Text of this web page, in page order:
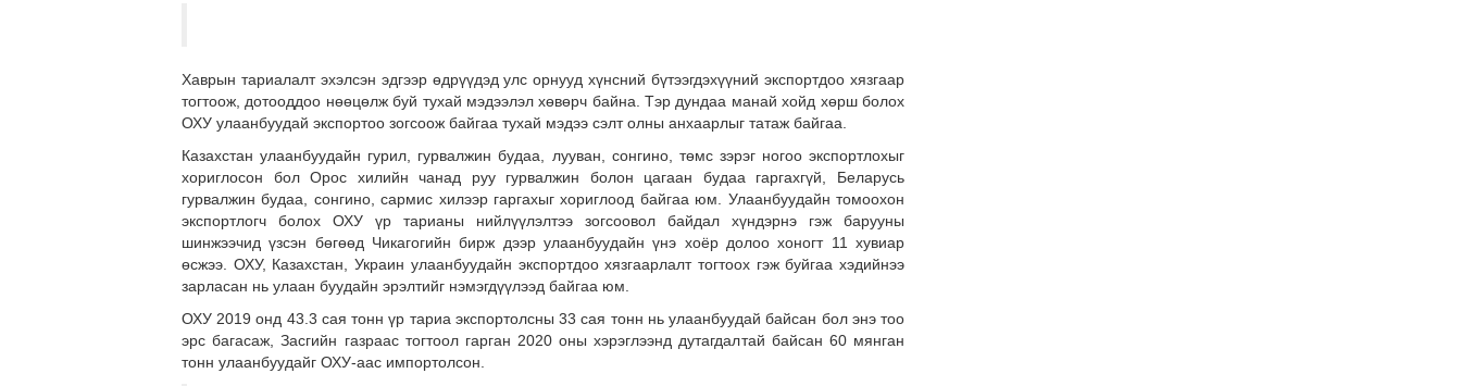
Хаврын тариалалт эхэлсэн эдгээр өдрүүдэд улс орнууд хүнсний бүтээгдэхүүний экспортдоо хязгаар
тогтоож, дотооддоо нөөцөлж буй тухай мэдээлэл хөвөрч байна. Тэр дундаа манай хойд хөрш болох
ОХУ улаанбуудай экспортоо зогсоож байгаа тухай мэдээ сэлт олны анхаарлыг татаж байгаа.
Казахстан улаанбуудайн гурил, гурвалжин будаа, лууван, сонгино, төмс зэрэг ногоо экспортлохыг
хориглосон бол Орос хилийн чанад руу гурвалжин болон цагаан будаа гаргахгүй, Беларусь
гурвалжин будаа, сонгино, сармис хилээр гаргахыг хориглоод байгаа юм. Улаанбуудайн томоохон
экспортлогч болох ОХУ үр тарианы нийлүүлэлтээ зогсоовол байдал хүндэрнэ гэж барууны
шинжээчид үзсэн бөгөөд Чикагогийн бирж дээр улаанбуудайн үнэ хоёр долоо хоногт 11 хувиар
өсжээ. ОХУ, Казахстан, Украин улаанбуудайн экспортдоо хязгаарлалт тогтоох гэж буйгаа хэдийнээ
зарласан нь улаан буудайн эрэлтийг нэмэгдүүлээд байгаа юм.
ОХУ 2019 онд 43.3 сая тонн үр тариа экспортолсны 33 сая тонн нь улаанбуудай байсан бол энэ тоо
эрс багасаж, Засгийн газраас тогтоол гарган 2020 оны хэрэглээнд дутагдалтай байсан 60 мянган
тонн улаанбуудайг ОХУ-аас импортолсон.